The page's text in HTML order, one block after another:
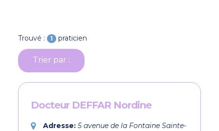
Trouvé : 1 praticien
Trier par :
Docteur DEFFAR Nordine
Adresse: 5 avenue de la Fontaine Sainte-